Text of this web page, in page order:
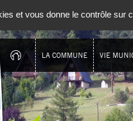
LA COMMUNE VIE
et vous donne le contrôle sur